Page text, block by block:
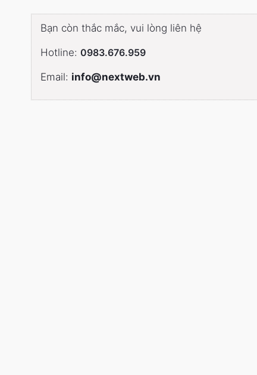
Bạn còn thắc mắc, vui lòng liên hệ
Hotline: 0983.676.959
Email: info@nextweb.vn